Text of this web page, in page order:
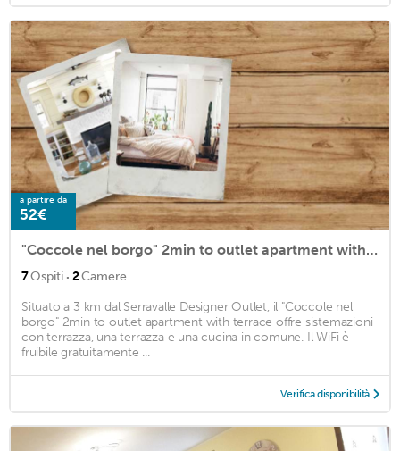
a partire da
52€
"Coccole nel borgo" 2min to outlet apartment with terrace
7Ospiti · 2Camere
Situato a 3 km dal Serravalle Designer Outlet, il "Coccole nel
borgo" 2min to outlet apartment with terrace offre sistemazioni
con terrazza, una terrazza e una cucina in comune. Il WiFi è
fruibile gratuitamente ...
Verifica disponibilità